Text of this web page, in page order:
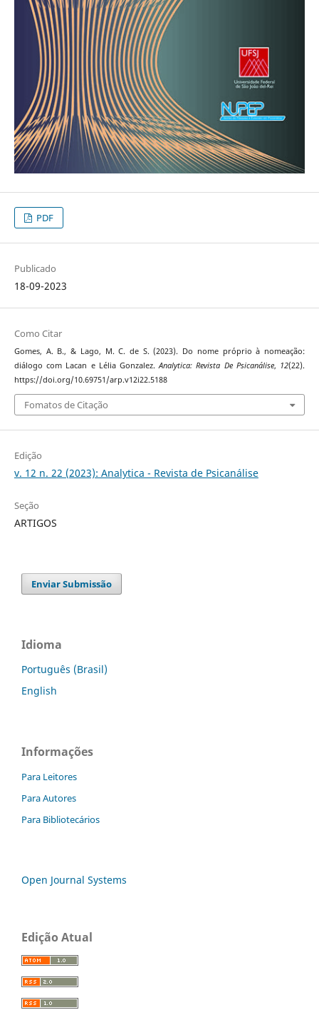
PDF
Publicado
18-09-2023
Como Citar
Gomes, A. B., & Lago, M. C. de S. (2023). Do nome próprio à nomeação:
diálogo com Lacan e Lélia Gonzalez.Analytica: Revista De Psicanálise, 12(22).
https://doi.org/10.69751/arp.v12i22.5188
Fomatos de Citação
Edição
v. 12 n. 22 (2023): Analytica - Revista de Psicanálise
Seção
ARTIGOS
Enviar Submissão
Idioma
Português (Brasil)
English
Informações
Para Leitores
Para Autores
Para Bibliotecários
Open Journal Systems
Edição Atual